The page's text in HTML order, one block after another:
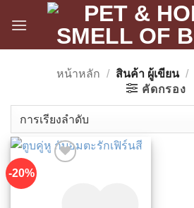
หน้าหลัก / สินค้า ผู้เขียน /
คัดกรอง
-20%